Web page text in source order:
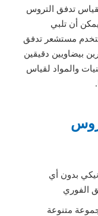
تدفق التروس
10: 1 ، والتي يمكن أن تلبي
مستشعر تدفق
بيضاويين دقيقين
والمواد لقياس
بدون أي
الفوري
متنوعة